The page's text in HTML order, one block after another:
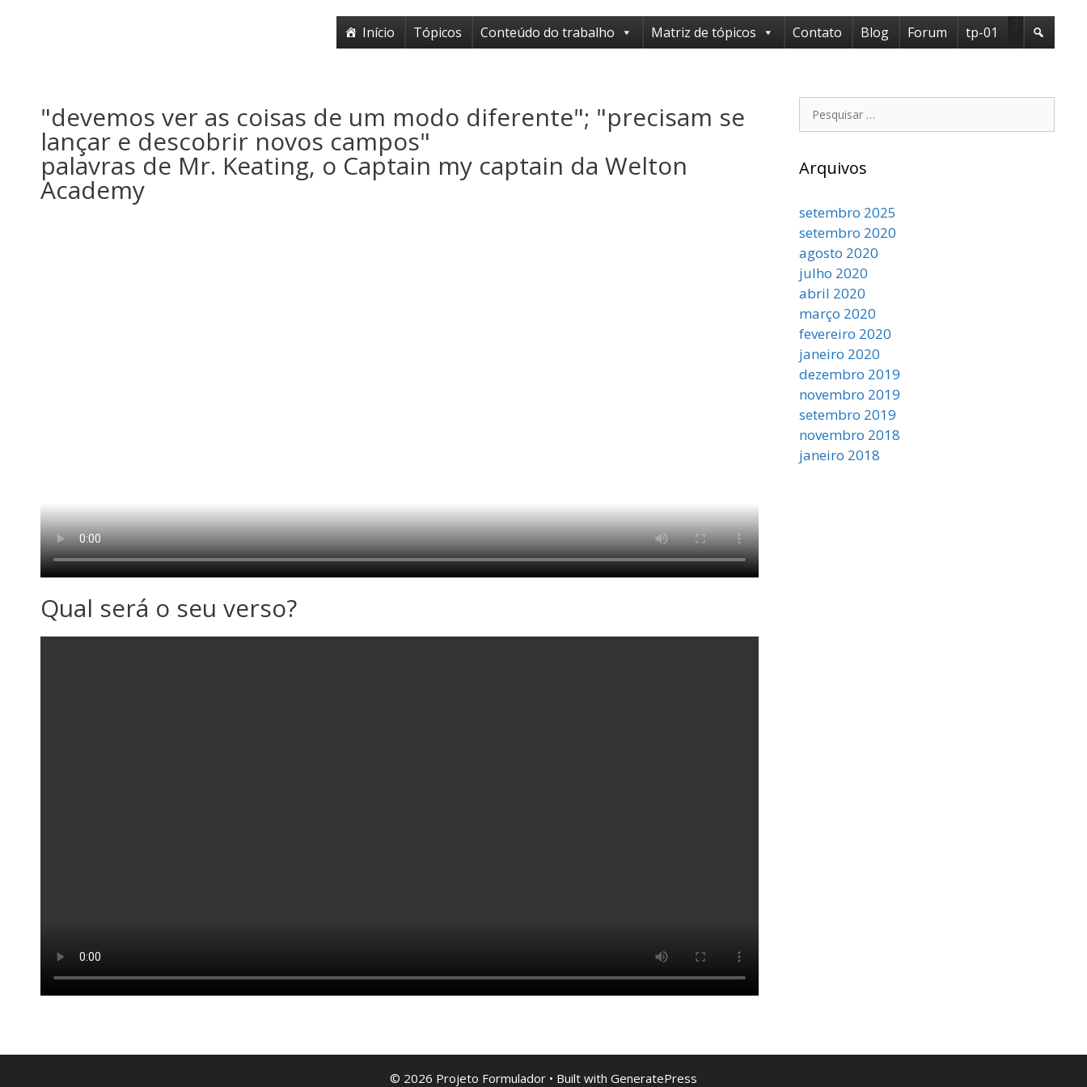
Início Tópicos Conteúdo do trabalho Matriz de tópicos Contato Blog Forum tp-01
"devemos ver as coisas de um modo diferente"; "precisam se
lançar e descobrir novos campos"
palavras de Mr. Keating, o Captain my captain da Welton
Academy
Qual será o seu verso?
Arquivos
setembro 2025
setembro 2020
agosto 2020
julho 2020
abril 2020
março 2020
fevereiro 2020
janeiro 2020
dezembro 2019
novembro 2019
setembro 2019
novembro 2018
janeiro 2018
© 2026 Projeto Formulador • Built with GeneratePress